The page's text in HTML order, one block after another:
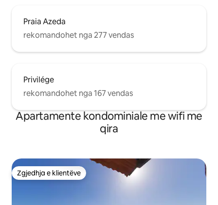
Praia Azeda
rekomandohet nga 277 vendas
Privilége
rekomandohet nga 167 vendas
Apartamente kondominiale me wifi me
qira
Zgjedhja e klientëve
Zgjedhja e klientëve